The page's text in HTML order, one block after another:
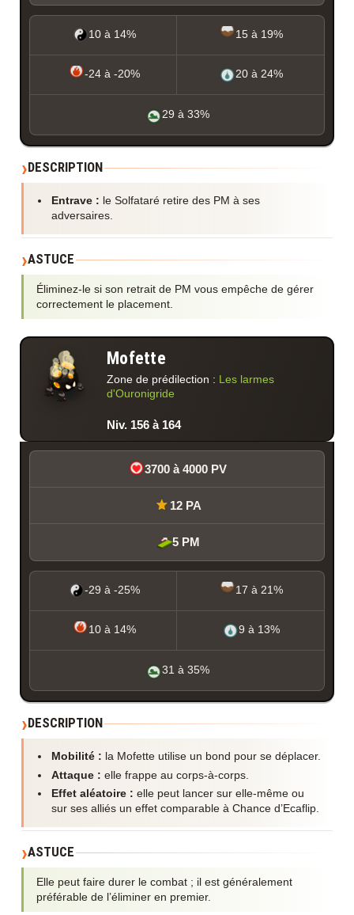
10 à 14% 15 à 19%
-24 à -20% 20 à 24%
29 à 33%
DESCRIPTION
Entrave : le Solfataré retire des PM à ses
adversaires.
ASTUCE
Éliminez-le si son retrait de PM vous empêche de gérer
correctement le placement.
Mofette
Zone de prédilection : Les larmes
d'Ouronigride
Niv. 156 à 164
3700 à 4000 PV
12 PA
5 PM
-29 à -25% 17 à 21%
10 à 14% 9 à 13%
31 à 35%
DESCRIPTION
Mobilité : la Mofette utilise un bond pour se déplacer.
Attaque : elle frappe au corps-à-corps.
Effet aléatoire : elle peut lancer sur elle-même ou
sur ses alliés un effet comparable à Chance d’Ecaflip.
ASTUCE
Elle peut faire durer le combat ; il est généralement
préférable de l’éliminer en premier.